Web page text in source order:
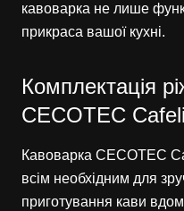
кавоварка не лише
прикраса вашої кухні.
Комплектація
CECOTEC
Кавоварка CECOTEC
всім необхідним для
приготування кави